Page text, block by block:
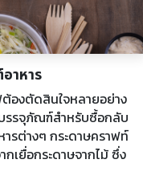
าหาร
ต้องตัดสินใจหลายอย่าง
รรจุภัณฑ์สำหรับซื้อกลับ
ารต่างๆ กระดาษคราฟท์
เยื่อกระดาษจากไม้ ซึ่ง